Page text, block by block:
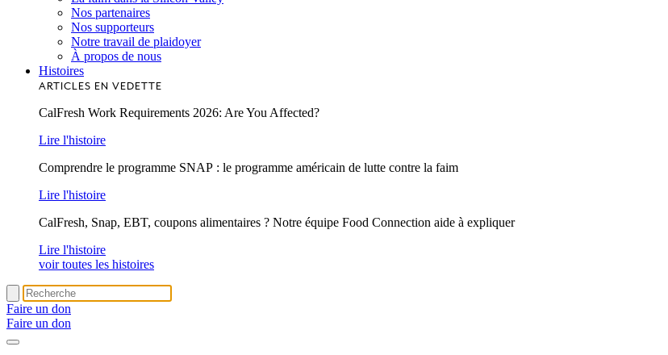
Nos partenaires
Nos supporteurs
Notre travail de plaidoyer
À propos de nous
Histoires
ARTICLES EN VEDETTE
CalFresh Work Requirements 2026: Are You Affected?
Lire l'histoire
Comprendre le programme SNAP : le programme américain de lutte contre la faim
Lire l'histoire
CalFresh, Snap, EBT, coupons alimentaires ? Notre équipe Food Connection aide à expliquer
Lire l'histoire
voir toutes les histoires
Faire un don
Faire un don